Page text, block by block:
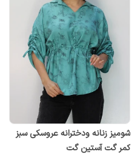
شومیز زنانه ودخترانه عروسکی سبز
کمر گت آستین گت